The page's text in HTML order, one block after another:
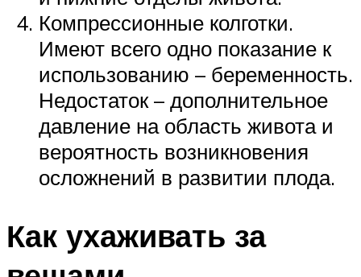
Компрессионные колготки.
Имеют всего одно показание к
использованию – беременность.
Недостаток – дополнительное
давление на область живота и
вероятность возникновения
осложнений в развитии плода.
Как ухаживать за